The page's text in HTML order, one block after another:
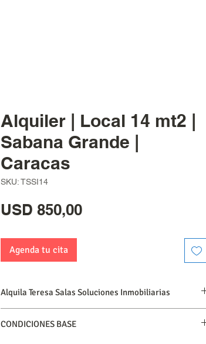
Alquiler | Local 14 mt2 |
Sabana Grande |
Caracas
SKU: TSSI14
USD 850,00Precio
Agenda tu cita
Alquila Teresa Salas Soluciones Inmobiliarias
CONDICIONES BASE